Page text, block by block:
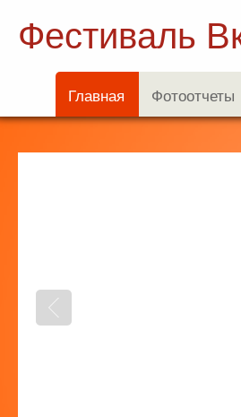
Фестиваль
Главная Фотоотчеты